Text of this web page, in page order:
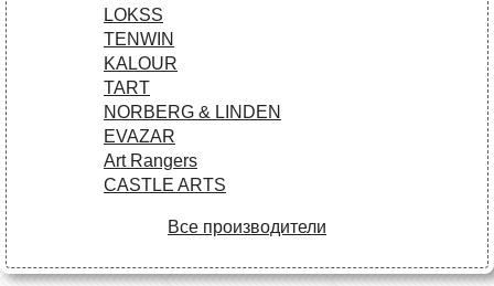
LOKSS
TENWIN
KALOUR
TART
NORBERG & LINDEN
EVAZAR
Art Rangers
CASTLE ARTS
Все производители